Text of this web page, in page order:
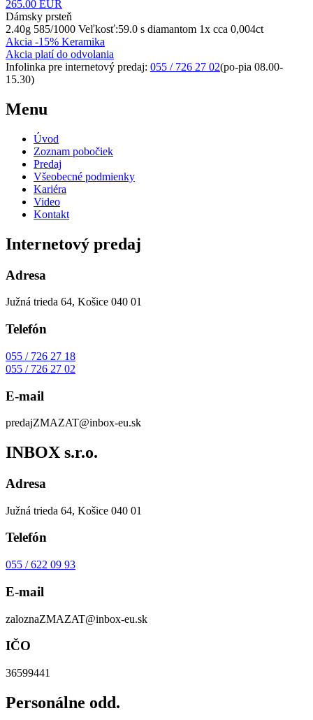
265.00 EUR
Dámsky prsteň
2.40g 585/1000 Veľkosť:59.0 s diamantom 1x cca 0,004ct
Akcia -15% Keramika
Akcia platí do odvolania
Infolinka pre internetový predaj: 055 / 726 27 02(po-pia 08.00-
15.30)
Menu
Úvod
Zoznam pobočiek
Predaj
Všeobecné podmienky
Kariéra
Video
Kontakt
Internetový predaj
Adresa
Južná trieda 64, Košice 040 01
Telefón
055 / 726 27 18
055 / 726 27 02
E-mail
predajZMAZAT@inbox-eu.sk
INBOX s.r.o.
Adresa
Južná trieda 64, Košice 040 01
Telefón
055 / 622 09 93
E-mail
zaloznaZMAZAT@inbox-eu.sk
IČO
36599441
Personálne odd.